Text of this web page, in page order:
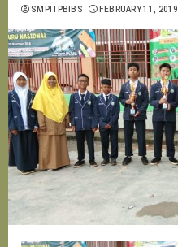
SMPITPBIBS FEBRUARY 11, 2019